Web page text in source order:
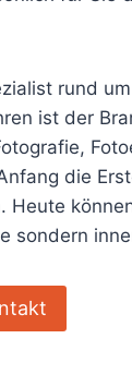
rund
ist der
die
Heute
sondern